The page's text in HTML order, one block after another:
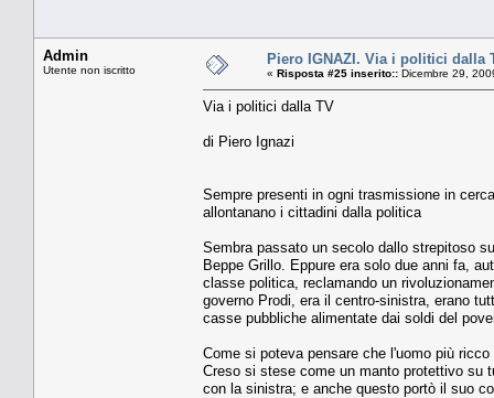
Admin
Utente non iscritto
Piero IGNAZI. Via i politici dalla
« Risposta #25 inserito:: Dicembre 29,
Via i politici dalla TV
di Piero Ignazi
Sempre presenti in ogni trasmissione in
allontanano i cittadini dalla politica
Sembra passato un secolo dallo strepitoso
Beppe Grillo. Eppure era solo due anni fa,
classe politica, reclamando un
governo Prodi, era il centro-sinistra, erano
casse pubbliche alimentate dai soldi del
Come si poteva pensare che l'uomo più
Creso si stese come un manto protettivo su
con la sinistra; e anche questo portò il suo